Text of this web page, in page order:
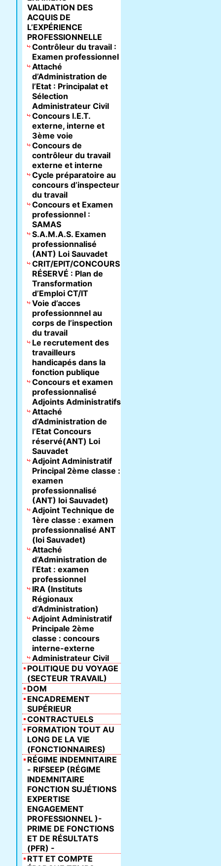
VALIDATION DES
ACQUIS DE
L’EXPÉRIENCE
PROFESSIONNELLE
Contrôleur du travail :
Examen professionnel
Attaché
d’Administration de
l’Etat : Principalat et
Sélection
Administrateur Civil
Concours I.E.T.
externe, interne et
3ème voie
Concours de
contrôleur du travail
externe et interne
Cycle préparatoire au
concours d’inspecteur
du travail
Concours et Examen
professionnel :
SAMAS
S.A.M.A.S. Examen
professionnalisé
(ANT) Loi Sauvadet
CRIT/EPIT/CONCOURS
RÉSERVÉ : Plan de
Transformation
d’Emploi CT/IT
Voie d’acces
professionnnel au
corps de l’inspection
du travail
Le recrutement des
travailleurs
handicapés dans la
fonction publique
Concours et examen
professionnalisé
Adjoints Administratifs
Attaché
d’Administration de
l’Etat Concours
réservé(ANT) Loi
Sauvadet
Adjoint Administratif
Principal 2ème classe :
examen
professionnalisé
(ANT) loi Sauvadet)
Adjoint Technique de
1ère classe : examen
professionnalisé ANT
(loi Sauvadet)
Attaché
d’Administration de
l’Etat : examen
professionnel
IRA (Instituts
Régionaux
d’Administration)
Adjoint Administratif
Principale 2ème
classe : concours
interne-externe
Administrateur Civil
POLITIQUE DU VOYAGE
(SECTEUR TRAVAIL)
DOM
ENCADREMENT
SUPÉRIEUR
CONTRACTUELS
FORMATION TOUT AU
LONG DE LA VIE
(FONCTIONNAIRES)
RÉGIME INDEMNITAIRE
- RIFSEEP (RÉGIME
INDEMNITAIRE
FONCTION SUJÉTIONS
EXPERTISE
ENGAGEMENT
PROFESSIONNEL )-
PRIME DE FONCTIONS
ET DE RÉSULTATS
(PFR) -
RTT ET COMPTE